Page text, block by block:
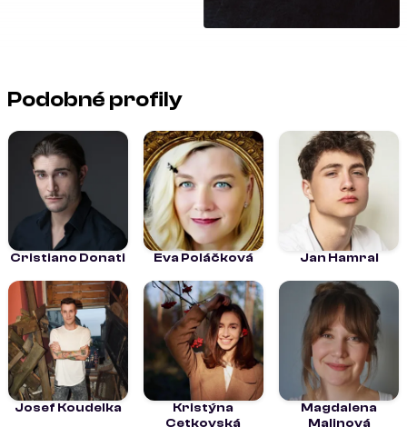
Podobné profily
Cristiano Donati Eva Poláčková Jan Hamral
Josef Koudelka
Kristýna
Cetkovská
Magdalena
Malinová